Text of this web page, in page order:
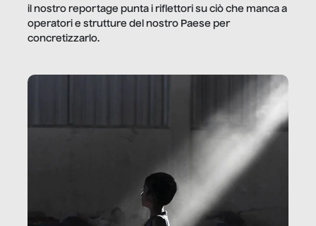
il nostro reportage punta i riflettori su ciò che manca a
operatori e strutture del nostro Paese per
concretizzarlo.